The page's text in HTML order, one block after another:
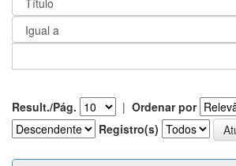
Result./Pág. | Ordenar por
Registro(s)